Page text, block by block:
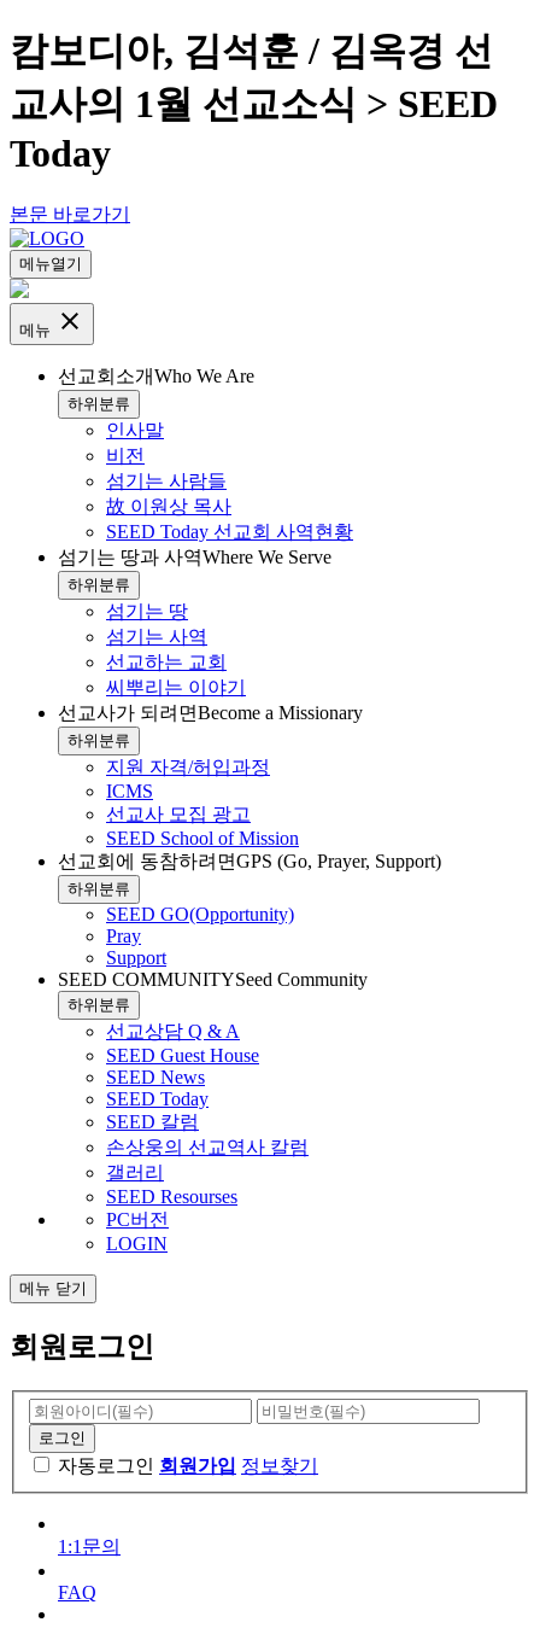
캄보디아, 김석훈 / 김옥경 선
교사의 1월 선교소식 > SEED
Today
본문 바로가기
메뉴열기
메뉴 close
선교회소개Who We Are
하위분류
인사말
비전
섬기는 사람들
故 이원상 목사
SEED Today 선교회 사역현황
섬기는 땅과 사역Where We Serve
하위분류
섬기는 땅
섬기는 사역
선교하는 교회
씨뿌리는 이야기
선교사가 되려면Become a Missionary
하위분류
지원 자격/허입과정
ICMS
선교사 모집 광고
SEED School of Mission
선교회에 동참하려면GPS (Go, Prayer, Support)
하위분류
SEED GO(Opportunity)
Pray
Support
SEED COMMUNITYSeed Community
하위분류
선교상담 Q & A
SEED Guest House
SEED News
SEED Today
SEED 칼럼
손상웅의 선교역사 칼럼
갤러리
SEED Resourses
PC버전
LOGIN
메뉴 닫기
회원로그인
자동로그인 회원가입 정보찾기
1:1문의
FAQ